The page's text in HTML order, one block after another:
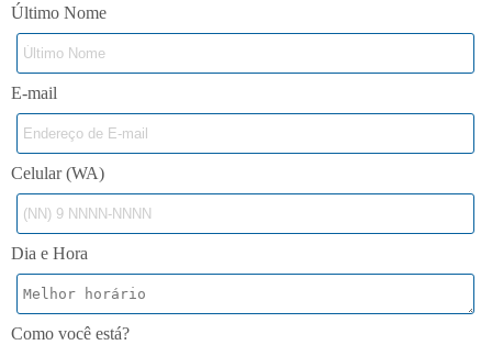
Último Nome
E-mail
Celular (WA)
Dia e Hora
Como você está?